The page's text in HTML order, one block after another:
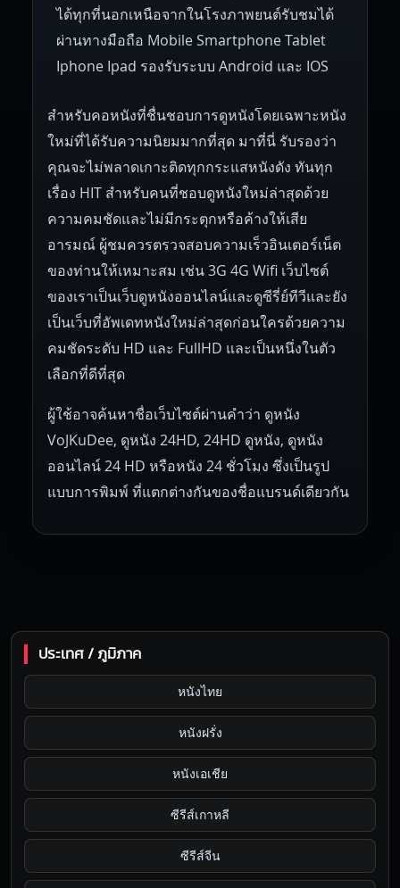
ได้ทุกที่นอกเหนือจากในโรงภาพยนต์รับชมได้
ผ่านทางมือถือ Mobile Smartphone Tablet
Iphone Ipad รองรับระบบ Android และ IOS
สำหรับคอหนังที่ชื่นชอบการดูหนังโดยเฉพาะหนัง
ใหม่ที่ได้รับความนิยมมากที่สุด มาที่นี่ รับรองว่า
คุณจะไม่พลาดเกาะติดทุกกระแสหนังดัง ทันทุก
เรื่อง HIT สำหรับคนที่ชอบดูหนังใหม่ล่าสุดด้วย
ความคมชัดและไม่มีกระตุกหรือค้างให้เสีย
อารมณ์ ผู้ชมควรตรวจสอบความเร็วอินเตอร์เน็ต
ของท่านให้เหมาะสม เช่น 3G 4G Wifi เว็บไซต์
ของเราเป็นเว็บดูหนังออนไลน์และดูซีรี่ย์ทีวีและยัง
เป็นเว็บที่อัพเดทหนังใหม่ล่าสุดก่อนใครด้วยความ
คมชัดระดับ HD และ FullHD และเป็นหนึ่งในตัว
เลือกที่ดีที่สุด
ผู้ใช้อาจค้นหาชื่อเว็บไซต์ผ่านคำว่า ดูหนัง
VoJKuDee, ดูหนัง 24HD, 24HD ดูหนัง, ดูหนัง
ออนไลน์ 24 HD หรือหนัง 24 ชั่วโมง ซึ่งเป็นรูป
แบบการพิมพ์ ที่แตกต่างกันของชื่อแบรนด์เดียวกัน
ประเทศ / ภูมิภาค
หนังไทย
หนังฝรั่ง
หนังเอเชีย
ซีรีส์เกาหลี
ซีรีส์จีน